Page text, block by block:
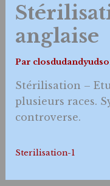
anglaise
Par
Stérilisation –
plusieurs races.
controverse.
Sterilisation-1